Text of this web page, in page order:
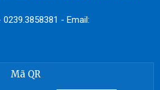
- Email:
Mã QR